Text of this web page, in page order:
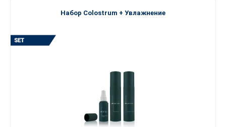
Набор Colostrum + Увлажнение